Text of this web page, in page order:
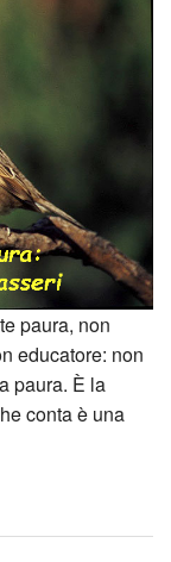
paura, non
educatore: non
paura. È la
conta è una